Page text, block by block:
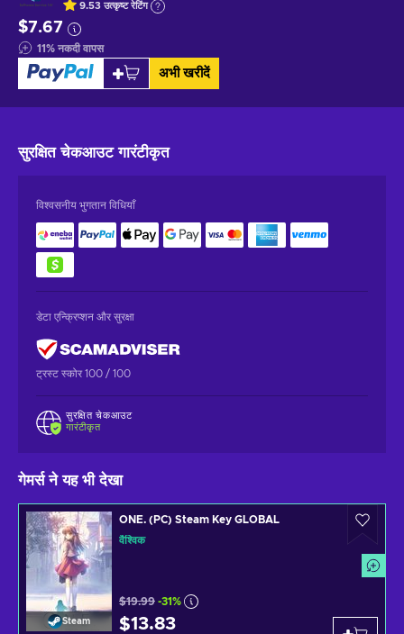
9.53 उत्कृष्टरेटिंग
$7.67
11% नकदी वापस
अभी खरीदें
सुरक्षित चेकआउटगारंटीकृत
विश्वसनीय भुगतान विधियाँ
डेटा एन्क्रिप्शन और सुरक्षा
ट्रस्ट स्कोर 100 / 100
सुरक्षित चेकआउट
गारंटीकृत
गेमर्स ने यह भी देखा
Steam
ONE. (PC) Steam Key GLOBAL
वैश्विक
$19.99 -31%
$13.83